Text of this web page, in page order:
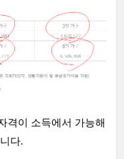
격이 소득에서 가능해
다.